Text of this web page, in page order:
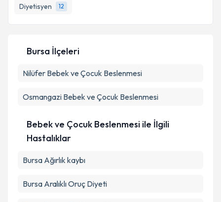
Diyetisyen
12
E-posta Adresiniz
Metni'ni okudum ve kişisel verilerimin belirtilen
Bursa İlçeleri
Nilüfer Bebek ve Çocuk Beslenmesi
Osmangazi Bebek ve Çocuk Beslenmesi
Bebek ve Çocuk Beslenmesi ile İlgili
Hastalıklar
Bursa Ağırlık kaybı
Bursa Aralıklı Oruç Diyeti